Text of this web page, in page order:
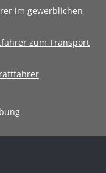
im gewerblichen
zum Transport